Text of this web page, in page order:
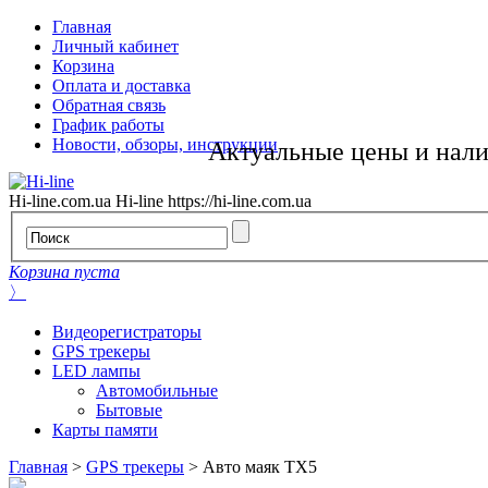
Главная
Личный кабинет
Корзина
Оплата и доставка
Обратная связь
График работы
Новости, обзоры, инструкции
Hi-line.com.ua Hi-line https://hi-line.com.ua
Корзина пуста
Актуальные цены и
〉
Видеорегистраторы
GPS трекеры
LED лампы
Автомобильные
Бытовые
Карты памяти
Главная > GPS трекеры > Авто маяк TX5